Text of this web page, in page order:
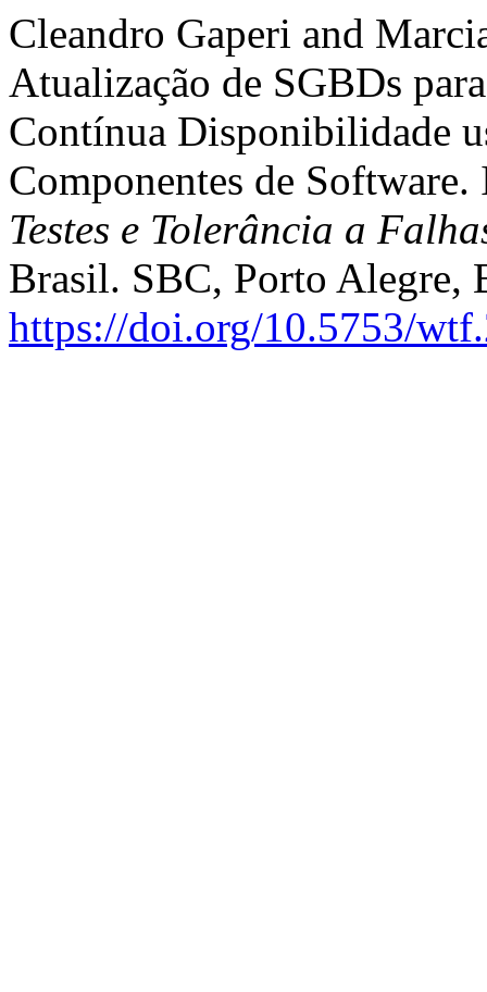
Cleandro Gaperi and
Atualização de SGBDs
Contínua Disponibilidade
Componentes de
Testes e Tolerância a
Brasil. SBC, Porto Alegre,
https://doi.org/10.5753/